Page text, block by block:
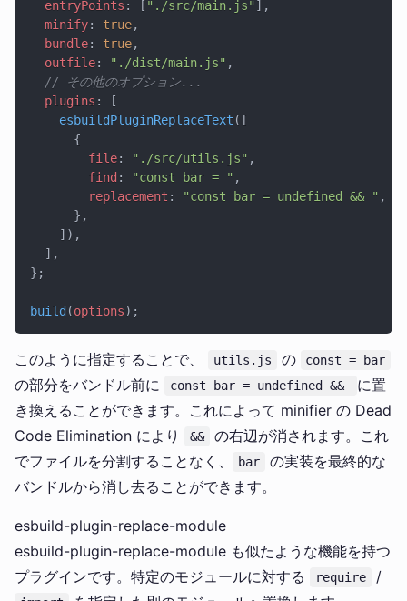
  entryPoints
: [ "./src/main.js" ],
  minify
: true,
  bundle
: true,
  outfile
: "./dist/main.js" ,
  // その他のオプション...
  plugins
: [
    esbuildPluginReplaceText
([
      {
        file
: "./src/utils.js" ,
        find
: "const bar = " ,
        replacement
: "const bar = undefined && " ,
      },
    ]),
  ],
};
build (options);
このように指定することで、 utils.js の const = bar
の部分をバンドル前に const bar = undefined &&
に置
き換えることができます。これによって minifier の Dead
Code Elimination により
&&
の右辺が消されます。これ
でファイルを分割することなく、
bar
の実装を最終的な
バンドルから消し去ることができます。
esbuild-plugin-replace-module
esbuild-plugin-replace-module も似たような機能を持つ
プラグインです。特定のモジュールに対する
require /